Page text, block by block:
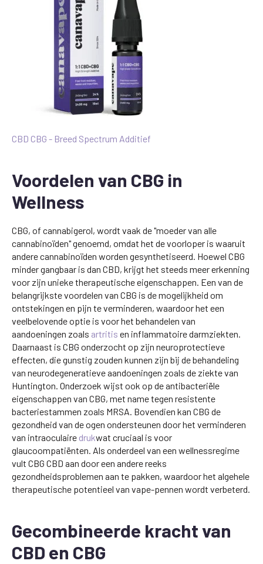
CBD CBG - Breed Spectrum Additief
Voordelen van CBG in
Wellness
CBG, of cannabigerol, wordt vaak de "moeder van alle
cannabinoïden" genoemd, omdat het de voorloper is waaruit
andere cannabinoïden worden gesynthetiseerd. Hoewel CBG
minder gangbaar is dan CBD, krijgt het steeds meer erkenning
voor zijn unieke therapeutische eigenschappen. Een van de
belangrijkste voordelen van CBG is de mogelijkheid om
ontstekingen en pijn te verminderen, waardoor het een
veelbelovende optie is voor het behandelen van
aandoeningen zoals artritis en inflammatoire darmziekten.
Daarnaast is CBG onderzocht op zijn neuroprotectieve
effecten, die gunstig zouden kunnen zijn bij de behandeling
van neurodegeneratieve aandoeningen zoals de ziekte van
Huntington. Onderzoek wijst ook op de antibacteriële
eigenschappen van CBG, met name tegen resistente
bacteriestammen zoals MRSA. Bovendien kan CBG de
gezondheid van de ogen ondersteunen door het verminderen
van intraoculaire drukwat cruciaal is voor
glaucoompatiënten. Als onderdeel van een wellnessregime
vult CBG CBD aan door een andere reeks
gezondheidsproblemen aan te pakken, waardoor het algehele
therapeutische potentieel van vape-pennen wordt verbeterd.
Gecombineerde kracht van
CBD en CBG